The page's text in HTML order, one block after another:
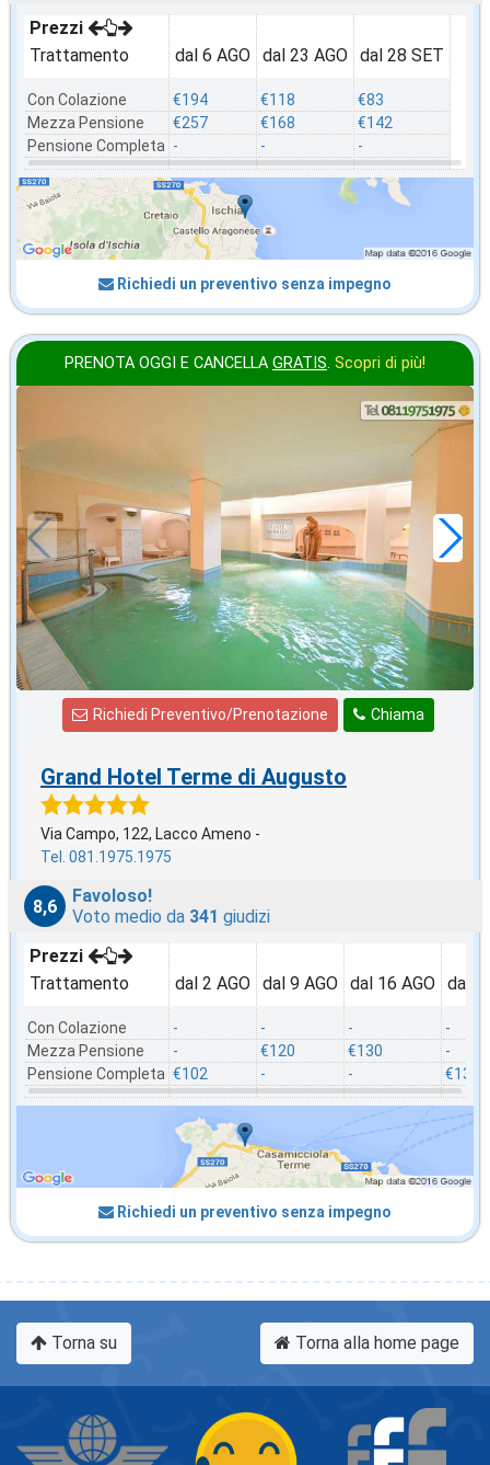
Prezzi
Trattamento
Con Colazione
Mezza Pensione
Pensione Completa
dal 6 AGO
€194
€257
-
dal 23 AGO
€118
€168
-
dal 28 SET
€83
€142
-
Richiedi un preventivo senza impegno
PRENOTA OGGI E CANCELLA GRATIS. Scopri di più!
in offerta da
€ 65,00
a notte
Chiama
Richiedi Preventivo/Prenotazione
Grand Hotel Terme di Augusto
Via Campo, 122, Lacco Ameno -
Tel. 081.1975.1975
8,6
Favoloso!
Voto medio da 341 giudizi
Prezzi
Trattamento
Con Colazione
Mezza Pensione
Pensione Completa
dal 2 AGO
-
-
€102
dal 9 AGO
-
€120
-
dal 16 AGO
-
€130
-
dal
-
-
€130
Richiedi un preventivo senza impegno
Torna su Torna alla home page